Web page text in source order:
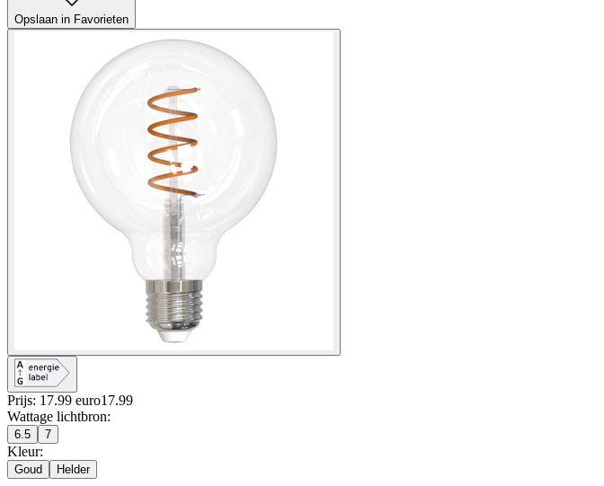
Opslaan in Favorieten
Prijs: 17.99 euro17.99
Wattage lichtbron:
6.5 7
Kleur:
Goud Helder